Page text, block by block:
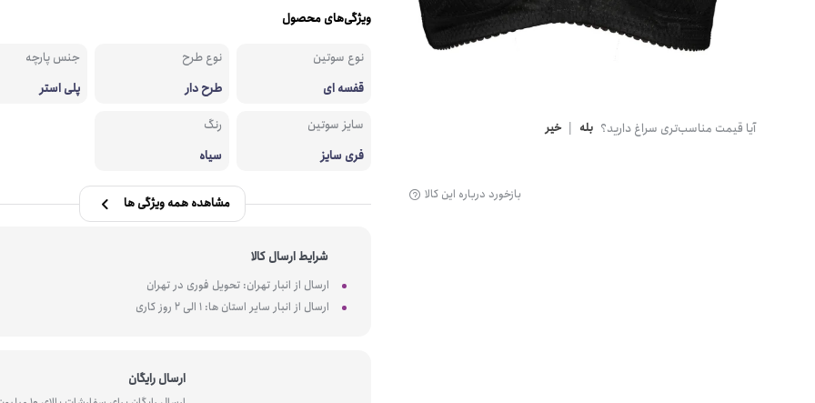
گن
آیا قیمت مناسب‌تری سراغ دارید؟ بله خیر
بازخورد درباره این کالا
ویژگی‌های محصول
نوع سوتین
قفسه ای
نوع طرح
طرح دار
جنس پارچه
پلی استر
سایز سوتین
فری سایز
رنگ
سیاه
مشاهده همه ویژگی ها
شرایط ارسال کالا
ارسال از انبار تهران: تحویل فوری در تهران
ارسال از انبار سایر استان ها: 1 الی 2 روز کاری
ارسال رایگان